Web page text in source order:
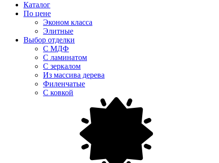
Каталог
По цене
Эконом класса
Элитные
Выбор отделки
С МДФ
С ламинатом
С зеркалом
Из массива дерева
Филенчатые
С ковкой